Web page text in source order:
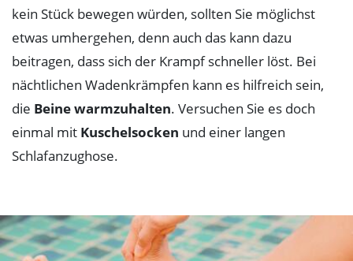
kein Stück bewegen würden, sollten Sie möglichst
etwas umhergehen, denn auch das kann dazu
beitragen, dass sich der Krampf schneller löst. Bei
nächtlichen Wadenkrämpfen kann es hilfreich sein,
die Beine warmzuhalten. Versuchen Sie es doch
einmal mit Kuschelsocken und einer langen
Schlafanzughose.